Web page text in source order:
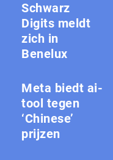
Schwarz
Digits meldt
zich in
Benelux
Meta biedt ai-
tool tegen
‘Chinese’
prijzen